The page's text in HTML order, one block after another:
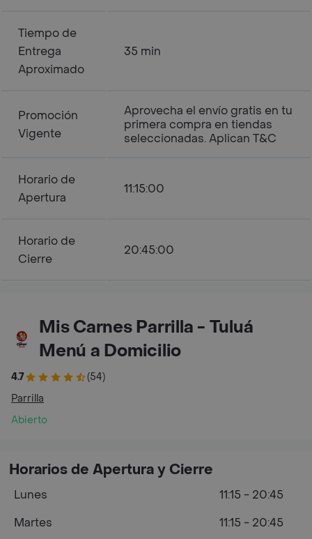
Tiempo de
Entrega
Aproximado
35 min
Promoción
Vigente
Aprovecha el envío gratis en tu
primera compra en tiendas
seleccionadas. Aplican T&C
Horario de
Apertura
11:15:00
Horario de
Cierre
20:45:00
Mis Carnes Parrilla - Tuluá
Menú a Domicilio
4.7
(54)
Parrilla
Abierto
Horarios de Apertura y Cierre
Lunes
11:15 - 20:45
Martes
11:15 - 20:45